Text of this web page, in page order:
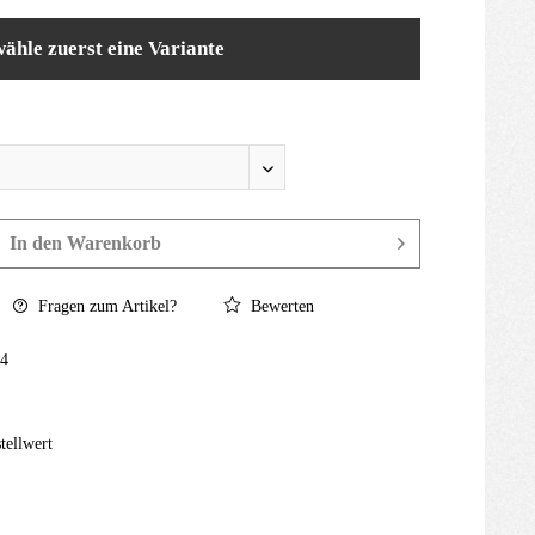
zuerst eine Variante
In den Warenkorb
Fragen zum Artikel? Bewerten